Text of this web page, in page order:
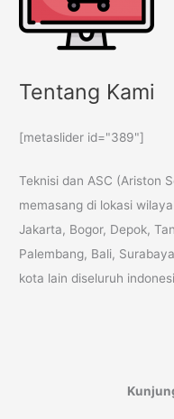
Tentang Kami
[metaslider id="389"]
Teknisi dan ASC (Ariston
memasang di lokasi
Jakarta, Bogor, Depok,
Palembang, Bali,
kota lain diseluruh